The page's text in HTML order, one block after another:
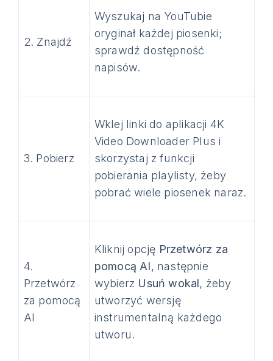
2. Znajdź
Wyszukaj na YouTubie
oryginał każdej piosenki;
sprawdź dostępność
napisów.
3. Pobierz
Wklej linki do aplikacji 4K
Video Downloader Plus i
skorzystaj z funkcji
pobierania playlisty, żeby
pobrać wiele piosenek naraz.
4.
Przetwórz
za pomocą
AI
Kliknij opcję Przetwórz za
pomocą AI, następnie
wybierz Usuń wokal, żeby
utworzyć wersję
instrumentalną każdego
utworu.